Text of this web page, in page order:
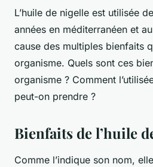
L’huile de nigelle est utilisée
années en méditerranéen et
cause des multiples bienfaits
organisme. Quels sont ces
organisme ? Comment
peut-on prendre ?
Bienfaits de l’huile
Comme l’indique son nom,